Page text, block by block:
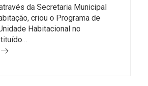
da Secretaria Municipal
criou o Programa de
Habitacional no